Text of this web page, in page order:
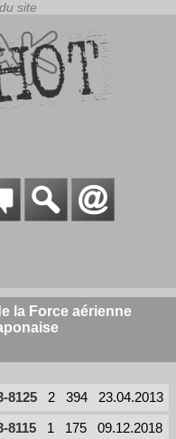
la Force aérienne
8125 2 394
23.04.2013
8115 1 175 09.12.2018